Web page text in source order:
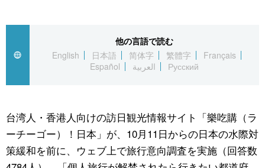
お知らせ
他の言語で読む
English
日本語 简体字 繁體字
Français
Español
العربية Русский
台湾人・香港人向けの訪日観光情報サイト「樂吃購（ラ
ーチーゴー）！日本」が、10月11日からの日本の水際対
策緩和を前に、ウェブ上で旅行意向調査を実施（回答数